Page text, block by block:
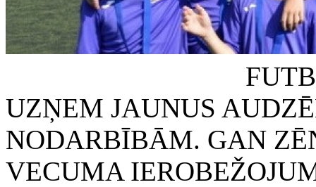
FUTBOLA
UZŅEM JAUNUS
NODARBĪBĀM. GAN
VECUMA